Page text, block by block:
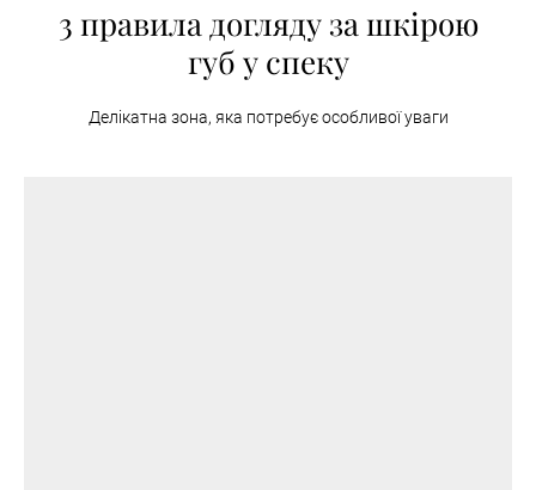
3 правила догляду за шкірою
губ у спеку
Делікатна зона, яка потребує особливої уваги